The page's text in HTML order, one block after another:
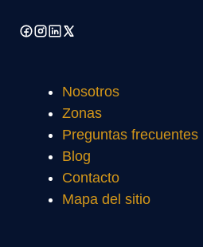
Nosotros
Zonas
Preguntas frecuentes
Blog
Contacto
Mapa del sitio